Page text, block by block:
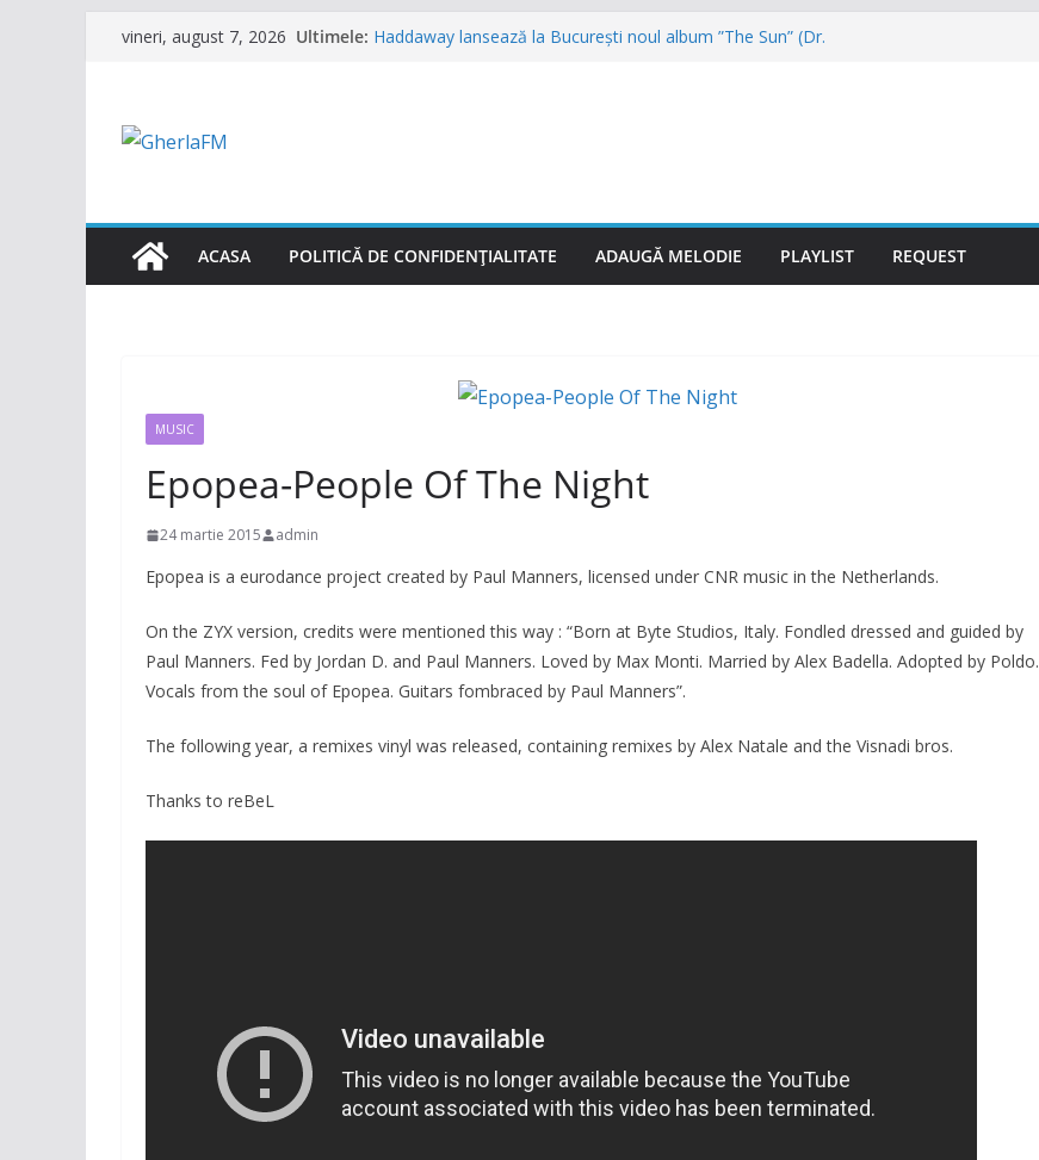
vineri, august 7, 2026 Ultimele: Haddaway lansează la București noul album ”The Sun” (Dr.
N-Trance is Back! ”Higher” se numește noul proiect (Videoclip
oficial)
ACASA POLITICĂ DE CONFIDENȚIALITATE ADAUGĂ MELODIE PLAYLIST REQUEST
MUSIC
Epopea-People Of The Night
24 martie 2015 admin
Epopea is a eurodance project created by Paul Manners, licensed under CNR music in the Netherlands.
On the ZYX version, credits were mentioned this way : “Born at Byte Studios, Italy. Fondled dressed and guided by
Paul Manners. Fed by Jordan D. and Paul Manners. Loved by Max Monti. Married by Alex Badella. Adopted by Poldo.
Vocals from the soul of Epopea. Guitars fombraced by Paul Manners”.
The following year, a remixes vinyl was released, containing remixes by Alex Natale and the Visnadi bros.
Thanks to reBeL